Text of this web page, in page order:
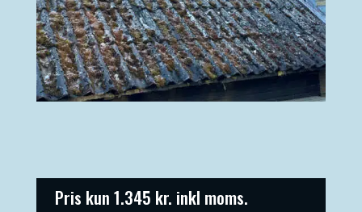
Pris kun 1.345 kr. inkl moms.